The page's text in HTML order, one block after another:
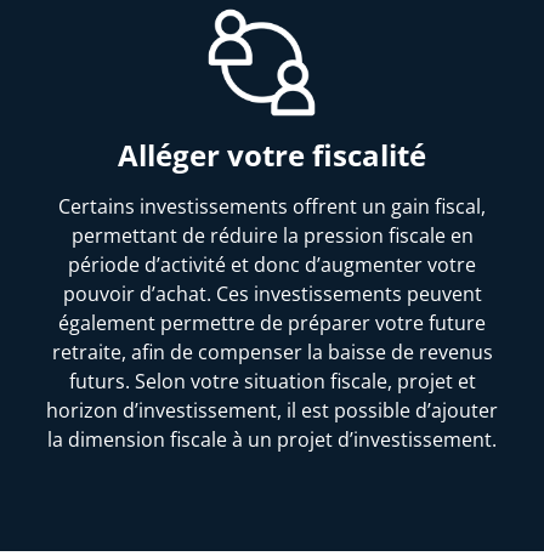
Alléger votre fiscalité
Certains investissements offrent un gain fiscal,
permettant de réduire la pression fiscale en
période d’activité et donc d’augmenter votre
pouvoir d’achat. Ces investissements peuvent
également permettre de préparer votre future
retraite, afin de compenser la baisse de revenus
futurs. Selon votre situation fiscale, projet et
horizon d’investissement, il est possible d’ajouter
la dimension fiscale à un projet d’investissement.